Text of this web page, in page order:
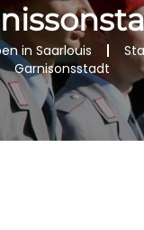
in Saarlouis
Garnisonsstadt